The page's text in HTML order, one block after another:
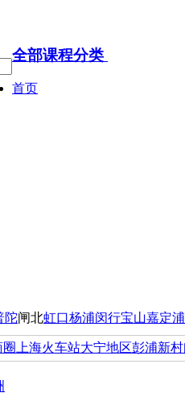
全部课程分类
首页
陀闸北虹口杨浦闵行宝山嘉定
圈 上海火车站大宁地区彭浦新村